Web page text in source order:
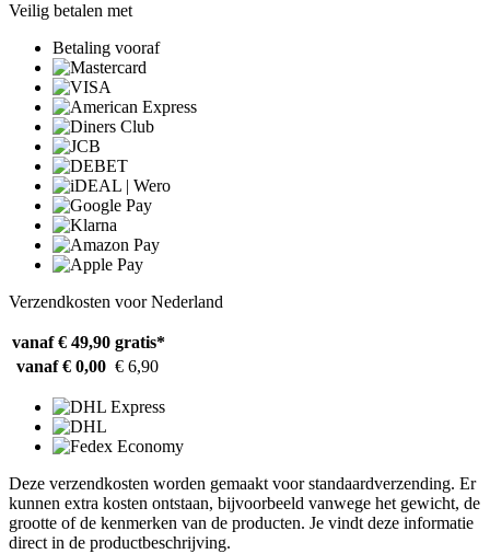
Veilig betalen met
Betaling vooraf
Verzendkosten voor Nederland
vanaf € 49,90 gratis*
vanaf € 0,00 € 6,90
Deze verzendkosten worden gemaakt voor standaardverzending. Er
kunnen extra kosten ontstaan, bijvoorbeeld vanwege het gewicht, de
grootte of de kenmerken van de producten. Je vindt deze informatie
direct in de productbeschrijving.